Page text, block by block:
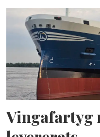
Vingafartyg